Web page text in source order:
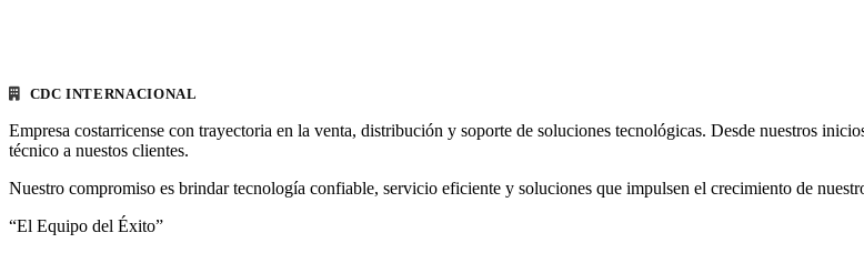
CDC INTERNACIONAL
Empresa costarricense con trayectoria en la venta, distribución y soporte de soluciones tecnológicas. Desde nuestros
técnico a nuestos clientes.
Nuestro compromiso es brindar tecnología confiable, servicio eficiente y soluciones que impulsen el crecimiento de
“El Equipo del Éxito”